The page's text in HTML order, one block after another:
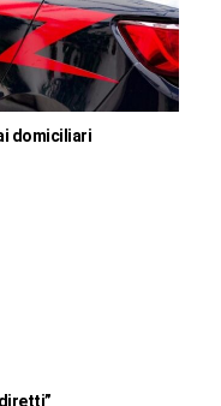
domiciliari